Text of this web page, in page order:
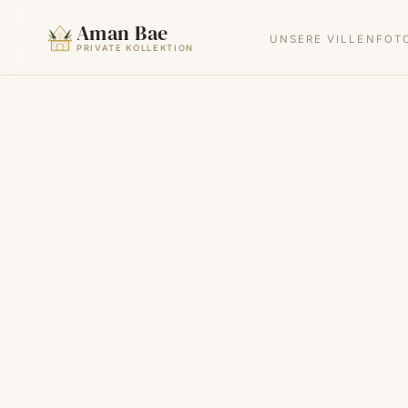
Aman Bae
PRIVATE KOLLEKTION
UNSERE VILLEN